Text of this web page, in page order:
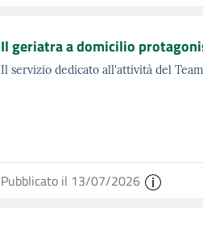
Il geriatra a domicilio
Il servizio dedicato all'attività del
Pubblicato il 13/07/2026